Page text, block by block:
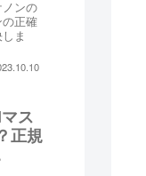
ンの
正確
ま
ス
正規